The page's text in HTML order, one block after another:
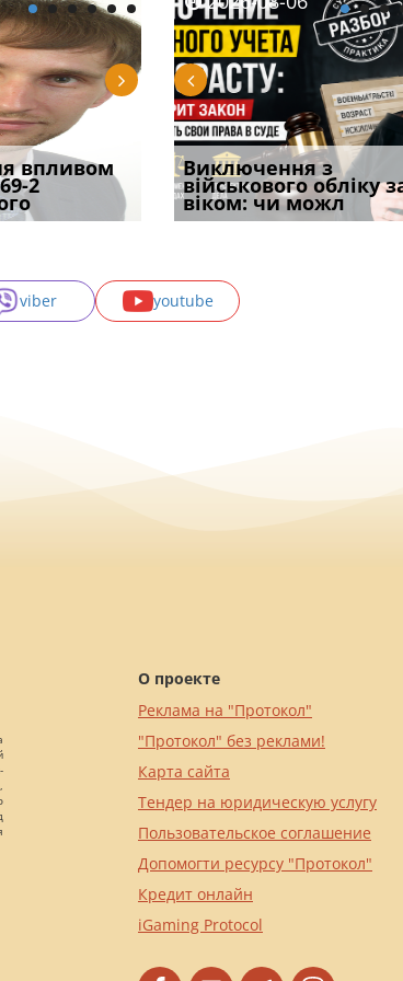
Чоловік помер, але
позика залишилася: як
фраза «на
впливом
2
Переоформлення
відстрочки за іншою
підставою: нов
отменят с
Что на
Виключення з
військового обліку
віком: чи можл
Восьмий ААС
підтвердив, що
може скас
viber youtube
О проекте
Реклама на "Протокол"
"Протокол" без реклами!
Карта сайта
Тендер на юридическую услугу
Пользовательское соглашение
Допомогти ресурсу "Протокол"
Кредит онлайн
iGaming Protocol